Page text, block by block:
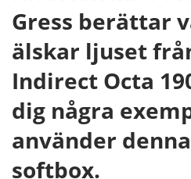
Gress berättar
älskar ljuset
Indirect Octa
dig några
använder
softbox.